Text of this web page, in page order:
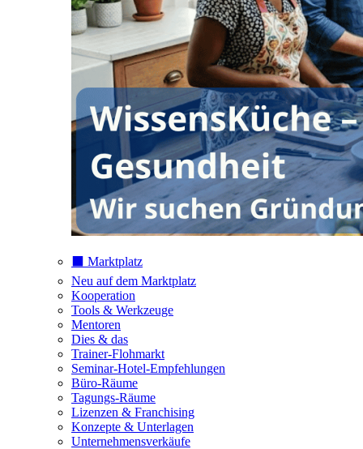
⬛️ Marktplatz
Neu auf dem Marktplatz
Kooperation
Tools & Werkzeuge
Mentoren
Dies & das
Trainer-Flohmarkt
Seminar-Hotel-Empfehlungen
Büro-Räume
Tagungs-Räume
Lizenzen & Franchising
Konzepte & Unterlagen
Unternehmensverkäufe